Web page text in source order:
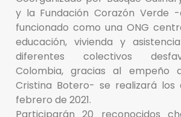
y la Fundación Corazón Verde
funcionado como una ONG
educación, vivienda y
diferentes colectivos
Colombia, gracias al empeño
Cristina Botero- se realizará los
febrero de 2021.